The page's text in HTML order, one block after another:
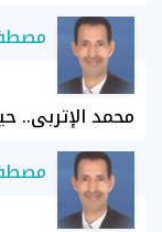
محمد الإتربي..